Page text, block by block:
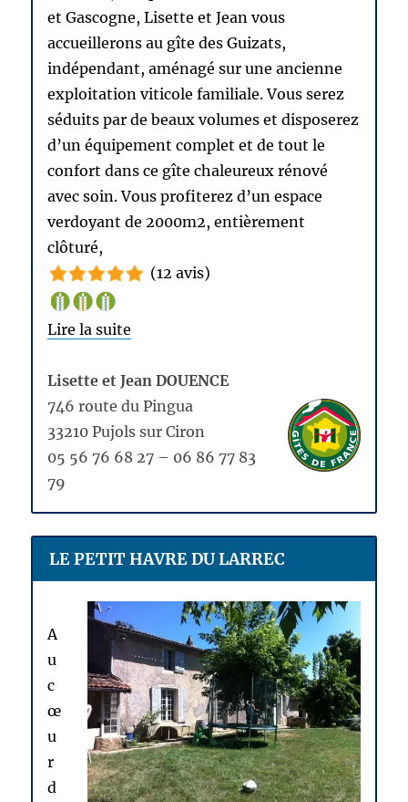
et Gascogne, Lisette et Jean vous
accueillerons au gîte des Guizats,
indépendant, aménagé sur une ancienne
exploitation viticole familiale. Vous serez
séduits par de beaux volumes et disposerez
d’un équipement complet et de tout le
confort dans ce gîte chaleureux rénové
avec soin. Vous profiterez d’un espace
verdoyant de 2000m2, entièrement
clôturé,
(12 avis)
Lire la suite
Lisette et Jean DOUENCE
746 route du Pingua
33210 Pujols sur Ciron
05 56 76 68 27 – 06 86 77 83
79
LE PETIT HAVRE DU LARREC
A
u
c
œ
u
r
d